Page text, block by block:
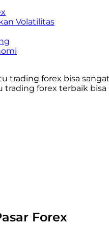
Volatilitas
trading forex bisa
trading forex terbaik
Forex